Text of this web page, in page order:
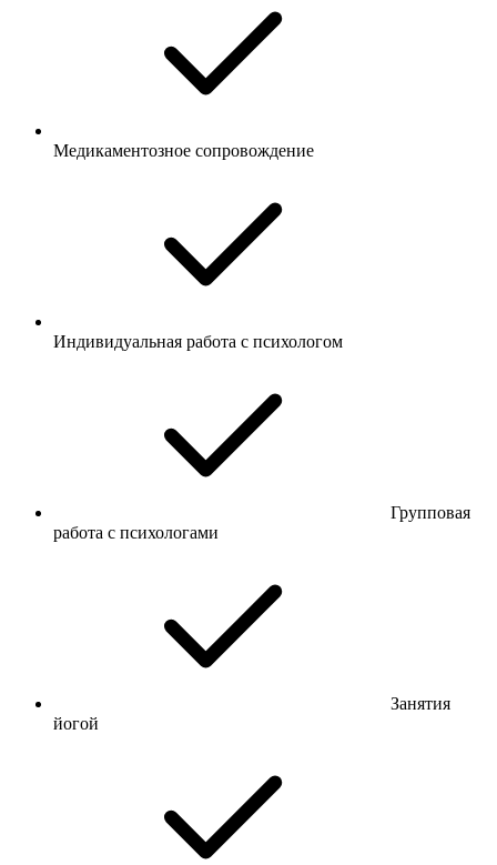
Медикаментозное сопровождение
Индивидуальная работа с психологом
Групповая
работа с психологами
Занятия
йогой